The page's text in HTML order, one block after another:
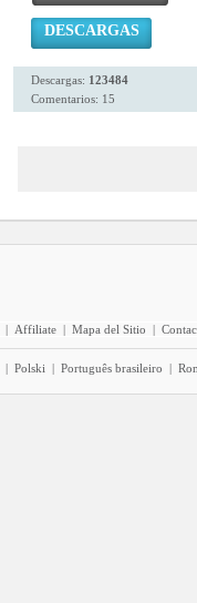
DESCARGAS
Descargas: 123484
Comentarios: 15
| Affiliate | Mapa del Sitio |
| Polski | Português brasileiro |